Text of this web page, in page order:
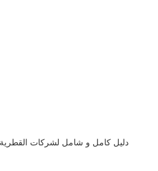
دليل كامل و شامل لشركات القطرية